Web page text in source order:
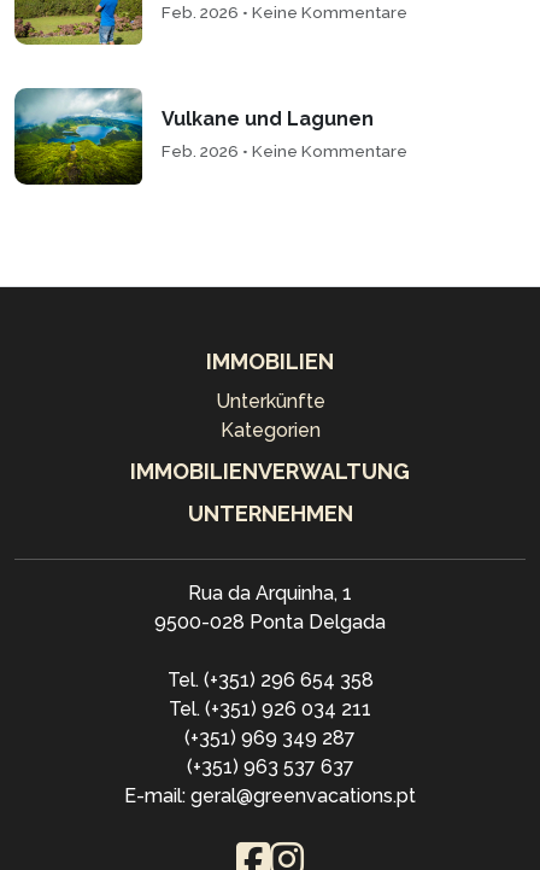
Feb. 2026 • Keine Kommentare
Vulkane und Lagunen
Feb. 2026 • Keine Kommentare
IMMOBILIEN
Unterkünfte
Kategorien
IMMOBILIENVERWALTUNG
UNTERNEHMEN
Rua da Arquinha, 1
9500-028 Ponta Delgada
Tel. (+351) 296 654 358
Tel. (+351) 926 034 211
(+351) 969 349 287
(+351) 963 537 637
E-mail: geral@greenvacations.pt